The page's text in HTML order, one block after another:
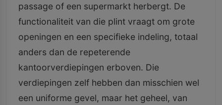
passage of een supermarkt herbergt. De
functionaliteit van die plint vraagt om grote
openingen en een specifieke indeling, totaal
anders dan de repeterende
kantoorverdiepingen erboven. Die
verdiepingen zelf hebben dan misschien wel
een uniforme gevel, maar het geheel, van